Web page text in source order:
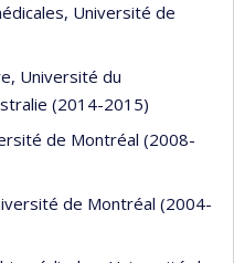
Université de
Université du
(2014-2015)
de Montréal (2008-
de Montréal (2004-